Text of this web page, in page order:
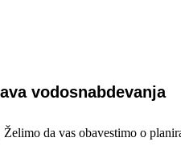
vodosnabdevanja
da vas obavestimo o